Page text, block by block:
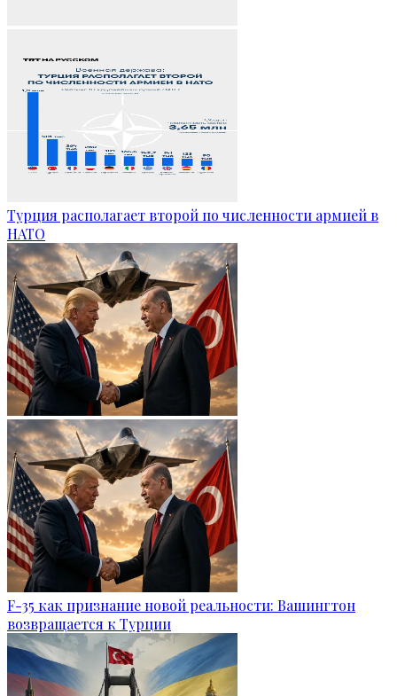
Турция располагает второй по численности армией в
НАТО
F-35 как признание новой реальности: Вашингтон
возвращается к Турции